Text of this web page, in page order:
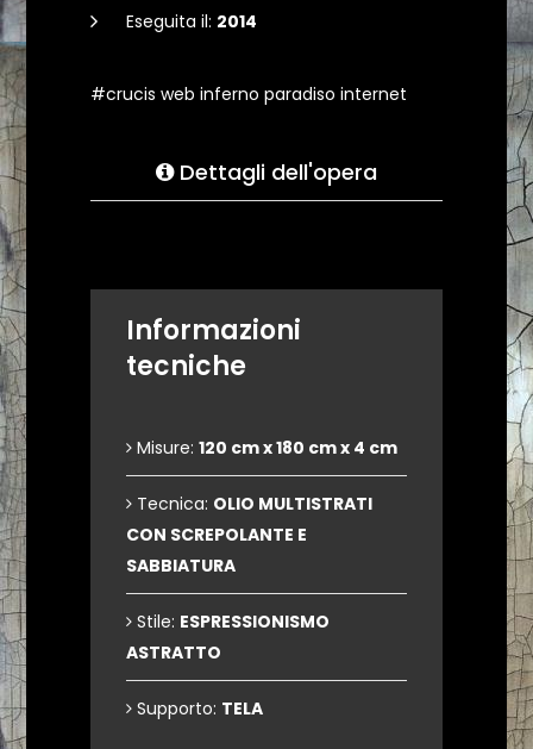
Eseguita il: 2014
#crucis web inferno paradiso internet
Dettagli dell'opera
Informazioni
tecniche
Misure: 120 cm x 180 cm x 4 cm
Tecnica: OLIO MULTISTRATI
CON SCREPOLANTE E
SABBIATURA
Stile: ESPRESSIONISMO
ASTRATTO
Supporto: TELA